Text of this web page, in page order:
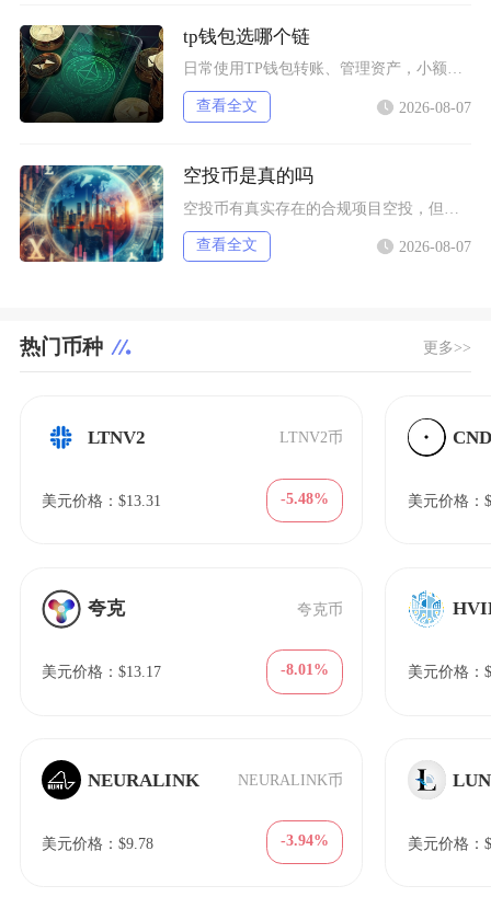
tp钱包选哪个链
日常使用TP钱包转账、管理资产，小额稳定币互转优先选择波场TRC20；币安生态内交互、参与
查看全文 2026-08-07
空投币是真的吗
查看全文 2026-08-07
热门币种 更多>>
LTNV2 LTNV2币
美元价格：$13.31 -5.48%
夸克 夸克币
美元价格：$13.17 -8.01%
NEURALINK NEURALINK币
美元价格：$9.78 -3.94%
美元价格：
美元价格：
美元价格：